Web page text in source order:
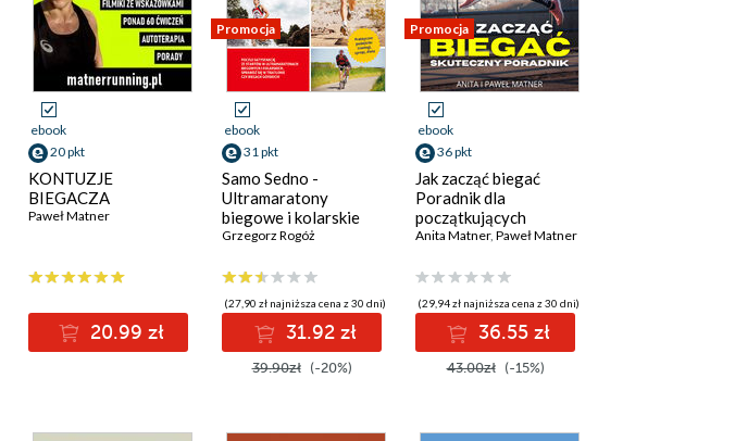
ebook
20 pkt
KONTUZJE
BIEGACZA
Paweł Matner
20.99 zł
Promocja
ebook
31 pkt
Samo Sedno -
Ultramaratony
biegowe i kolarskie
Grzegorz Rogóż
(27,90 zł najniższa cena z 30 dni)
31.92 zł
39.90zł (-20%)
Promocja
ebook
36 pkt
Jak zacząć biegać
Poradnik dla
początkujących
Anita Matner, Paweł Matner
(29,94 zł najniższa cena z 30 dni)
36.55 zł
43.00zł (-15%)